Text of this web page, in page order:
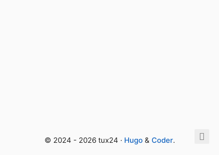
© 2024 - 2026 tux24 · Hugo& Coder.